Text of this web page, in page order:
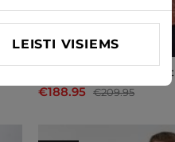
Odinė striukė Deercraft
€188.95 €209.95
LEISTI VISIEMS